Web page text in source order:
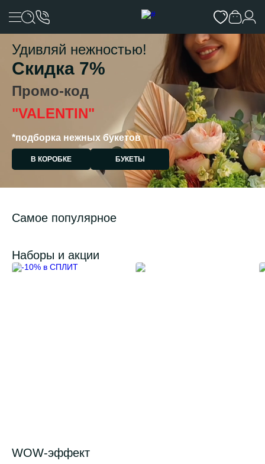
Удивляй нежностью!
Скидка 7%
Промо-код
"VALENTIN"
*подборка нежных букетов
В КОРОБКЕ БУКЕТЫ
Самое популярное
Наборы и акции
WOW-эффект